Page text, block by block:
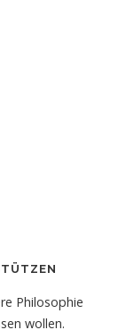
Philosophie
wollen.